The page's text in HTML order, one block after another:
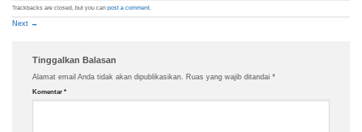
Trackbacks are closed, but you can post a comment.
Next →
Tinggalkan Balasan
Alamat email Anda tidak akan dipublikasikan. Ruas yang wajib ditandai *
Komentar *